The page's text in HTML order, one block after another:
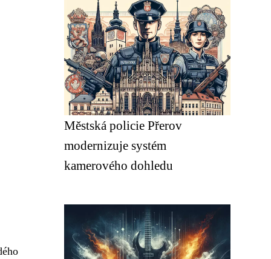
Městská policie Přerov
modernizuje systém
kamerového dohledu